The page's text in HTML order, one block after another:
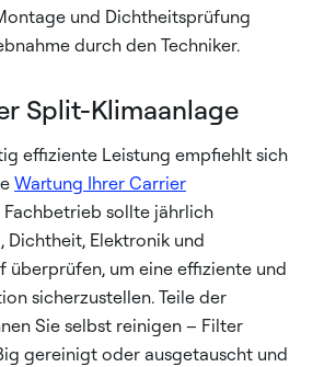
und Dichtheitsprüfung
durch den Techniker.
Split-Klimaanlage
effiziente Leistung empfiehlt sich
Wartung Ihrer Carrier
Fachbetrieb sollte jährlich
Dichtheit, Elektronik und
überprüfen, um eine effiziente und
sicherzustellen. Teile der
Sie selbst reinigen – Filter
gereinigt oder ausgetauscht und